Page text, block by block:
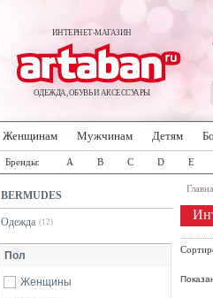
ИНТЕРНЕТ-МАГАЗИН
ОДЕЖДА, ОБУВЬ И АКСЕССУАРЫ
Женщинам Мужчинам Детям
Бренды: A B C D E
BERMUDES
Одежда (12)
Пол
Женщины